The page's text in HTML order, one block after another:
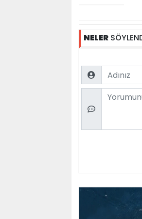
NELER
Name
Comment